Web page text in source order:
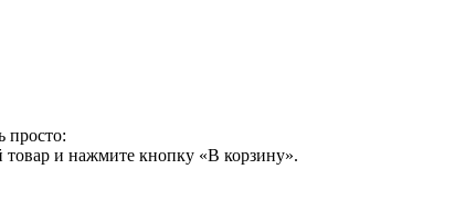
просто:
и нажмите кнопку «В корзину».